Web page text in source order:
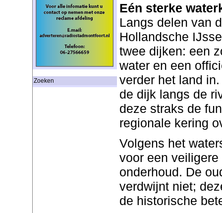
Zoeken
Eén sterke
Langs delen van
Hollandsche
twee dijken: een
water en een
verder het land
de dijk langs de
deze straks de
regionale kering
Volgens het
voor een
onderhoud. De
verdwijnt niet;
de historische